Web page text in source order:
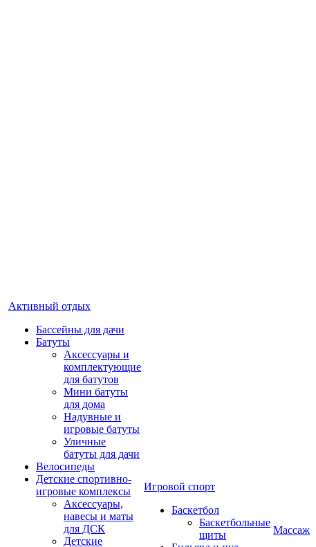
Активный отдых
Бассейны для дачи
Батуты
Аксессуары и
комплектующие
для батутов
Мини батуты
для дома
Надувные и
игровые батуты
Уличные
батуты для дачи
Велосипеды
Детские спортивно-
игровые комплексы
Аксессуары,
навесы и маты
для ДСК
Детские
Игровой спорт
Баскетбол
Баскетбольные
щиты
Массаж